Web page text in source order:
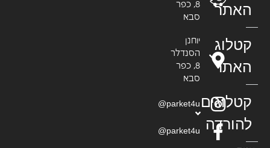
8, כפר
סבא
יוחנן
הסנדלר
8, כפר
parket4u@
parket4u@